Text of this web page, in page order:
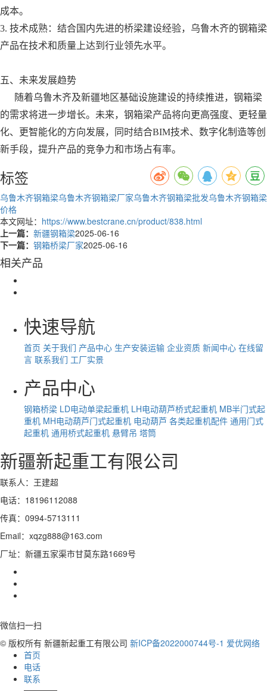
成本。
3. 技术成熟：结合国内先进的桥梁建设经验，乌鲁木齐的钢箱梁
产品在技术和质量上达到行业领先水平。
五、未来发展趋势
随着乌鲁木齐及新疆地区基础设施建设的持续推进，钢箱梁
的需求将进一步增长。未来，钢箱梁产品将向更高强度、更轻量
化、更智能化的方向发展，同时结合BIM技术、数字化制造等创
新手段，提升产品的竞争力和市场占有率。
标签
乌鲁木齐钢箱梁乌鲁木齐钢箱梁厂家乌鲁木齐钢箱梁批发乌鲁木齐钢箱梁
价格
本文网址： https://www.bestcrane.cn/product/838.html
上一篇： 新疆钢箱梁2025-06-16
下一篇： 钢箱桥梁厂家2025-06-16
相关产品
快速导航
首页 关于我们 产品中心 生产安装运输 企业资质 新闻中心 在线留
言 联系我们 工厂实景
产品中心
钢箱桥梁 LD电动单梁起重机 LH电动葫芦桥式起重机 MB半门式起
重机 MH电动葫芦门式起重机 电动葫芦 各类起重机配件 通用门式
起重机 通用桥式起重机 悬臂吊 塔筒
新疆新起重工有限公司
联系人：王建超
电话：18196112088
传真：0994-5713111
Email：xqzg888@163.com
厂址：新疆五家渠市甘莫东路1669号
微信扫一扫
© 版权所有 新疆新起重工有限公司 新ICP备2022000744号-1 爱优网络
首页
电话
联系